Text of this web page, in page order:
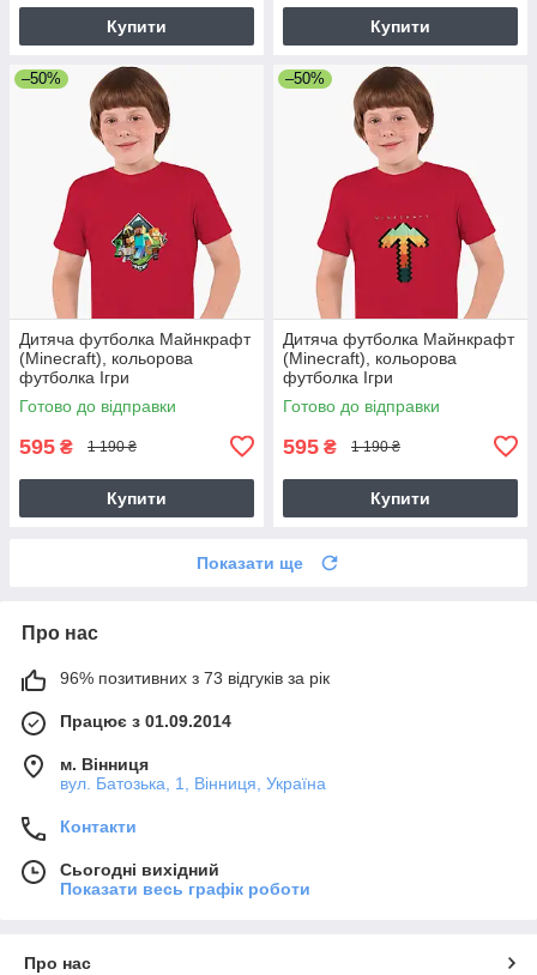
Купити Купити
–50%
Дитяча футболка Майнкрафт
(Minecraft), кольорова
футболка Ігри
Готово до відправки
595 ₴ 1 190 ₴
Купити
–50%
Дитяча футболка Майнкрафт
(Minecraft), кольорова
футболка Ігри
Готово до відправки
595 ₴ 1 190 ₴
Купити
Показати ще
Про нас
96% позитивних з 73 відгуків за рік
Працює з 01.09.2014
м. Вінниця
вул. Батозька, 1, Вінниця, Україна
Контакти
Сьогодні вихідний
Показати весь графік роботи
Про нас